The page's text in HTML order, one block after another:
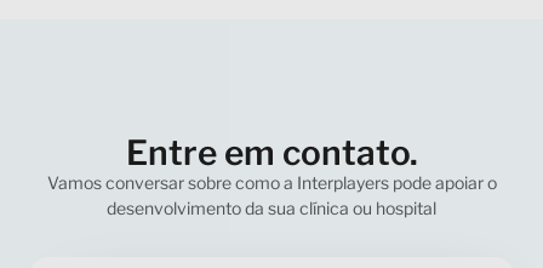
Entre em contato.
Vamos conversar sobre como a Interplayers pode apoiar o
desenvolvimento da sua clínica ou hospital